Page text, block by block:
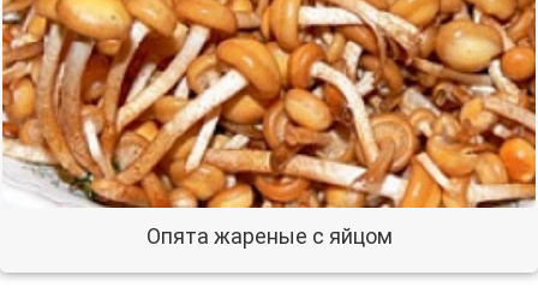
Опята жареные с яйцом